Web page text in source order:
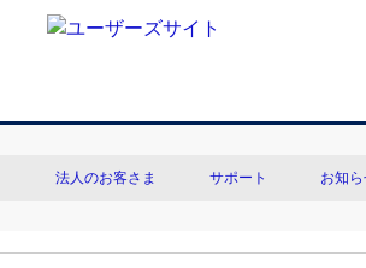
法人のお客さま サポート お知